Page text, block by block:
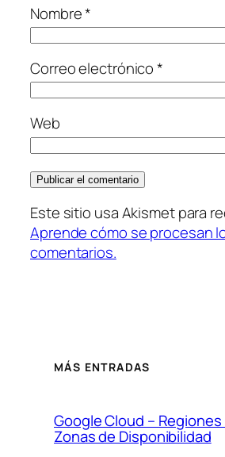
Nombre*
Correo electrónico*
Web
Este sitio usa Akismet para
Aprende cómo se procesan
comentarios.
MÁS ENTRADAS
Google Cloud – Regiones
Zonas de Disponibilidad